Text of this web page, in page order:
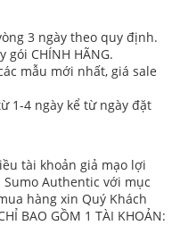
3 ngày theo quy định.
gói CHÍNH HÃNG.
mẫu mới nhất, giá sale
1-4 ngày kể từ ngày đặt
tài khoản giả mạo lợi
Authentic với mục
hàng xin Quý Khách
BAO GỒM 1 TÀI KHOẢN: